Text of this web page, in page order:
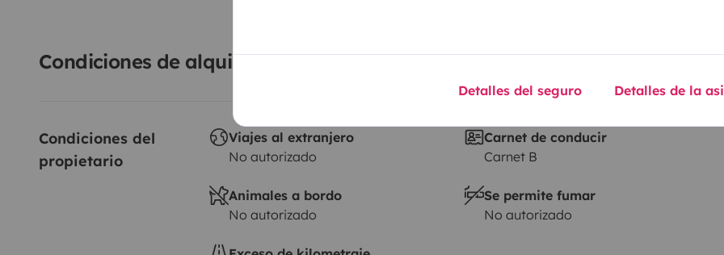
Detalles del seguro Detalles de la
Condiciones de alquiler
Condiciones del
propietario
Viajes al extranjero
No autorizado
Carnet de conducir
Carnet B
Animales a bordo
No autorizado
Se permite fumar
No autorizado